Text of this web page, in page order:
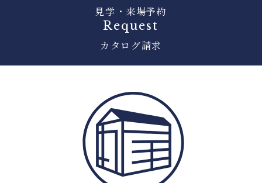
見学・来場予約
Request
カタログ請求